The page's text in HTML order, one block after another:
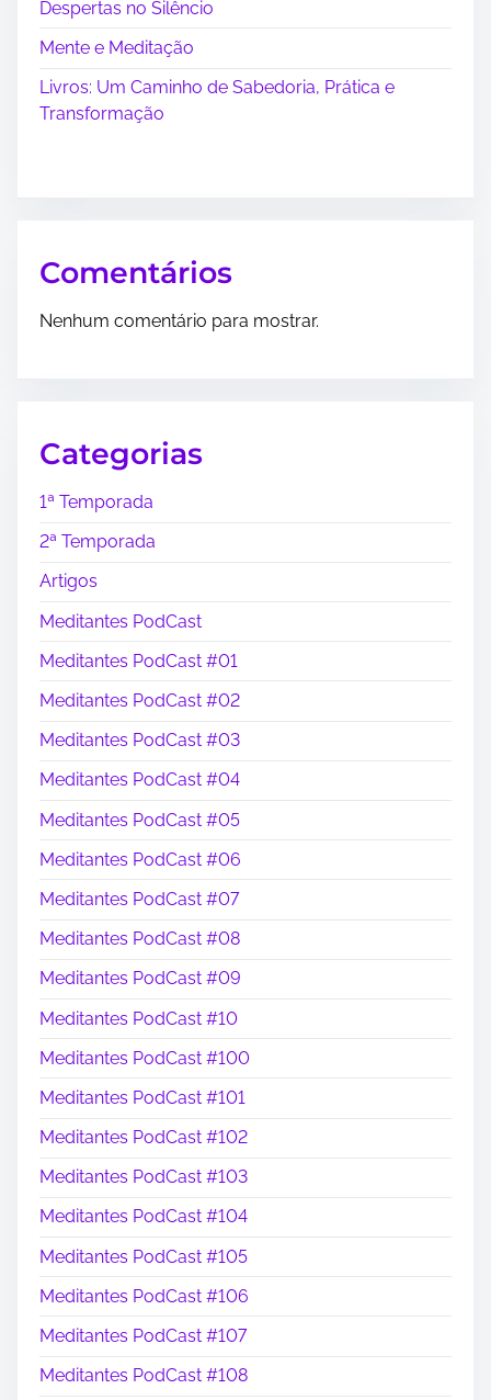
Despertas no Silêncio
Mente e Meditação
Livros: Um Caminho de Sabedoria, Prática e
Transformação
Comentários
Nenhum comentário para mostrar.
Categorias
1ª Temporada
2ª Temporada
Artigos
Meditantes PodCast
Meditantes PodCast #01
Meditantes PodCast #02
Meditantes PodCast #03
Meditantes PodCast #04
Meditantes PodCast #05
Meditantes PodCast #06
Meditantes PodCast #07
Meditantes PodCast #08
Meditantes PodCast #09
Meditantes PodCast #10
Meditantes PodCast #100
Meditantes PodCast #101
Meditantes PodCast #102
Meditantes PodCast #103
Meditantes PodCast #104
Meditantes PodCast #105
Meditantes PodCast #106
Meditantes PodCast #107
Meditantes PodCast #108